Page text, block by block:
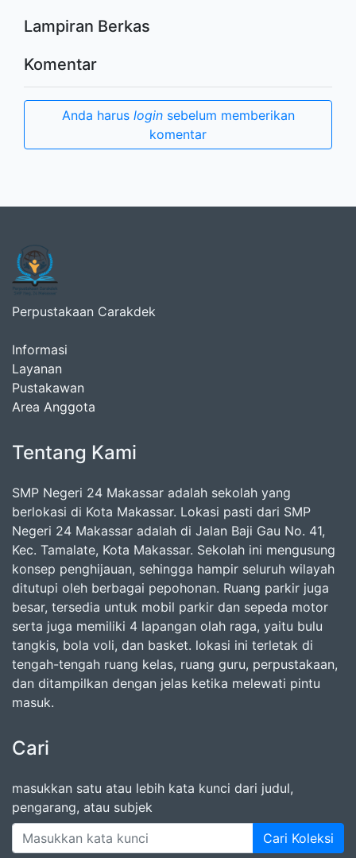
Lampiran Berkas
Komentar
Anda harus loginsebelum memberikan
komentar
Perpustakaan Carakdek
Informasi
Layanan
Pustakawan
Area Anggota
Tentang Kami
SMP Negeri 24 Makassar adalah sekolah yang
berlokasi di Kota Makassar. Lokasi pasti dari SMP
Negeri 24 Makassar adalah di Jalan Baji Gau No. 41,
Kec. Tamalate, Kota Makassar. Sekolah ini mengusung
konsep penghijauan, sehingga hampir seluruh wilayah
ditutupi oleh berbagai pepohonan. Ruang parkir juga
besar, tersedia untuk mobil parkir dan sepeda motor
serta juga memiliki 4 lapangan olah raga, yaitu bulu
tangkis, bola voli, dan basket. lokasi ini terletak di
tengah-tengah ruang kelas, ruang guru, perpustakaan,
dan ditampilkan dengan jelas ketika melewati pintu
masuk.
Cari
masukkan satu atau lebih kata kunci dari judul,
pengarang, atau subjek
Cari Koleksi